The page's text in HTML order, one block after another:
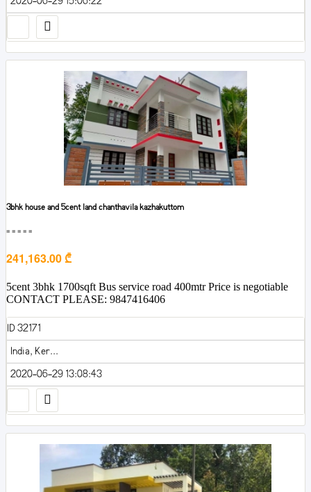
3bhk house and 5cent land chanthavila kazhakuttom
■■■■■
241,163.00 ₾
5cent 3bhk 1700sqft Bus service road 400mtr Price is negotiable
CONTACT PLEASE: 9847416406
ID 32171
India, Ker...
2020-06-29 13:08:43